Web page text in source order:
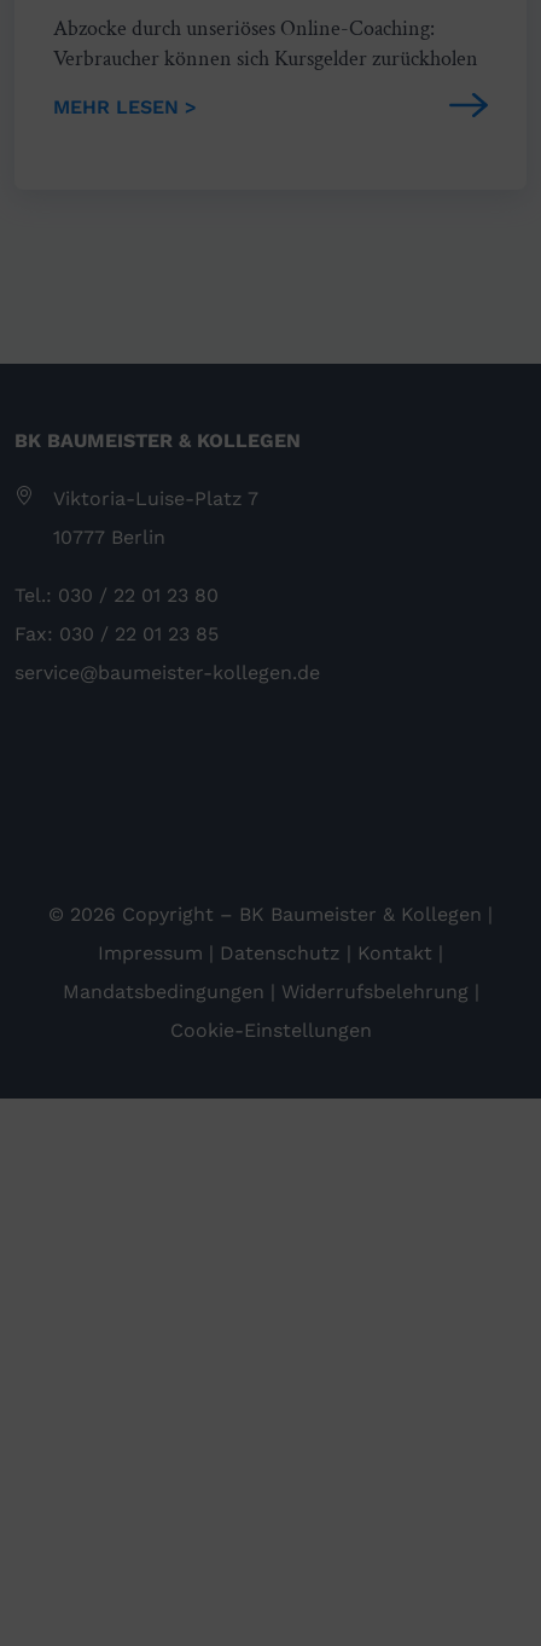
Abzocke durch unseriöses Online-Coaching:
Verbraucher können sich Kursgelder zurückholen
MEHR LESEN >
BK BAUMEISTER & KOLLEGEN
Viktoria-Luise-Platz 7
10777 Berlin
Tel.: 030 / 22 01 23 80
Fax: 030 / 22 01 23 85
service@baumeister-kollegen.de
© 2026 Copyright – BK Baumeister & Kollegen |
Impressum
Datenschutz Kontakt
Mandatsbedingungen
Widerrufsbelehrung
Cookie-Einstellungen